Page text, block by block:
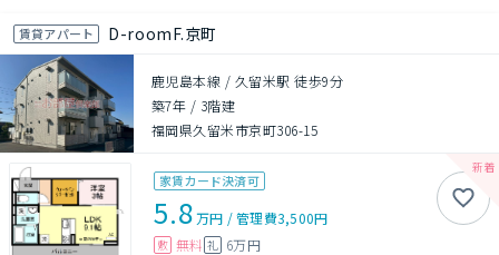
賃貸アパート D-roomF.京町
鹿児島本線 / 久留米駅 徒歩9分
築7年 / 3階建
福岡県久留米市京町306-15
家賃カード決済可
5.8万円 /管理費3,500円
敷 無料 礼 6万円